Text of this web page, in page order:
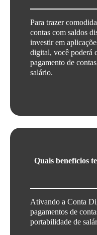
Para trazer
contas com saldos
investir em
digital, você poderá
pagamento de
salário.
Quais benefícios
Ativando a Conta
pagamentos de
portabilidade de